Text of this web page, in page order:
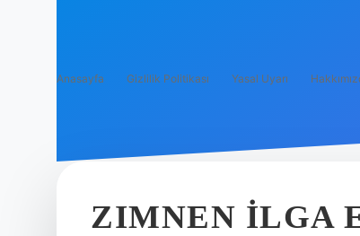
Anasayfa Gizlilik Politikası Yasal Uyarı
ZIMNEN ILGA